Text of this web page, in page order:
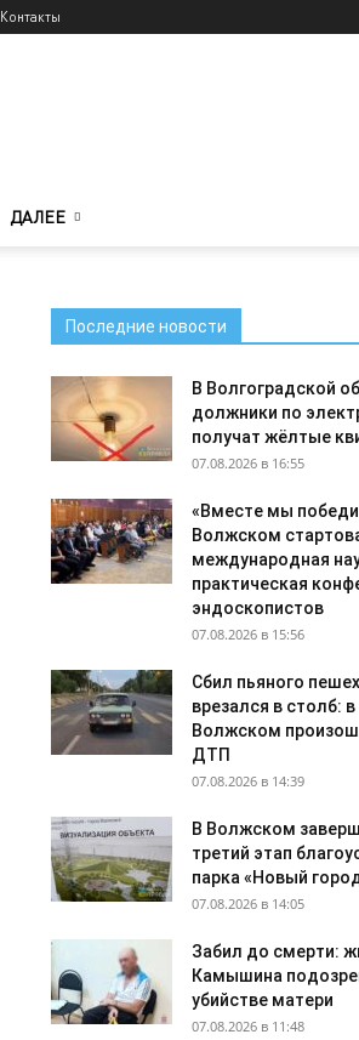
Контакты
ДАЛЕЕ
Последние новости
В Волгоградской
должники по
получат жёлтые
07.08.2026 в 16:55
«Вместе мы
Волжском
международная
практическая
эндоскопистов
07.08.2026 в 15:56
Сбил пьяного
врезался в столб: в
Волжском
ДТП
07.08.2026 в 14:39
В Волжском
третий этап
парка «Новый
07.08.2026 в 14:05
Забил до смерти:
Камышина
убийстве матери
07.08.2026 в 11:48